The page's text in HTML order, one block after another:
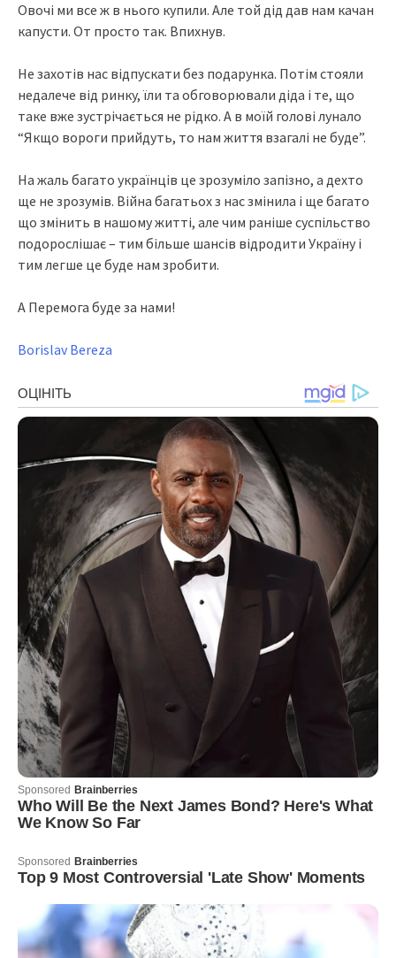
Овочі ми все ж в нього купили. Але той дід дав нам качан
капусти. От просто так. Впихнув.
Не захотів нас відпускати без подарунка. Потім стояли
недалече від ринку, їли та обговорювали діда і те, що
таке вже зустрічається не рідко. А в моїй голові лунало
“Якщо вороги прийдуть, то нам життя взагалі не буде”.
На жаль багато українців це зрозуміло запізно, а дехто
ще не зрозумів. Війна багатьох з нас змінила і ще багато
що змінить в нашому житті, але чим раніше суспільство
подорослішає – тим більше шансів відродити Україну і
тим легше це буде нам зробити.
А Перемога буде за нами!
Borislav Bereza